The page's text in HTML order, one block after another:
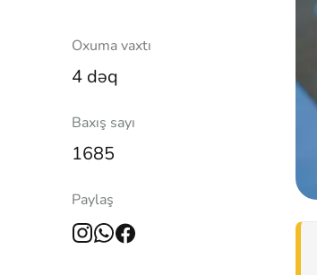
Oxuma vaxtı
4 dəq
Baxış sayı
1685
Paylaş